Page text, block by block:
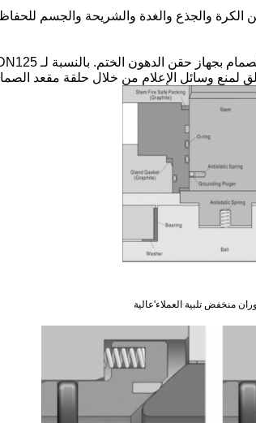
الكرة والجذع والغدة والشريحة والجسم
منخفض تلبية العملاء'عالية